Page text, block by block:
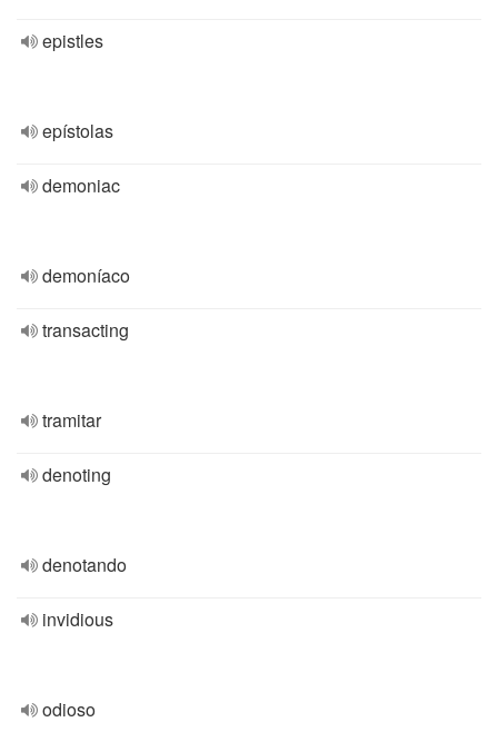
epistles
epístolas
demoniac
demoníaco
transacting
tramitar
denoting
denotando
invidious
odioso